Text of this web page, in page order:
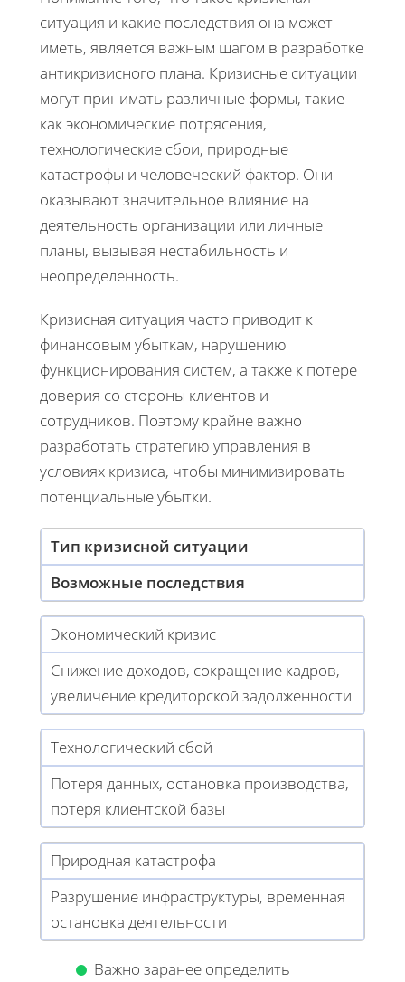
ситуация и какие последствия она может
иметь, является важным шагом в разработке
антикризисного плана. Кризисные ситуации
могут принимать различные формы, такие
как экономические потрясения,
технологические сбои, природные
катастрофы и человеческий фактор. Они
оказывают значительное влияние на
деятельность организации или личные
планы, вызывая нестабильность и
неопределенность.
Кризисная ситуация часто приводит к
финансовым убыткам, нарушению
функционирования систем, а также к потере
доверия со стороны клиентов и
сотрудников. Поэтому крайне важно
разработать стратегию управления в
условиях кризиса, чтобы минимизировать
потенциальные убытки.
Тип кризисной ситуации
Возможные последствия
Экономический кризис
Снижение доходов, сокращение кадров,
увеличение кредиторской задолженности
Технологический сбой
Потеря данных, остановка производства,
потеря клиентской базы
Природная катастрофа
Разрушение инфраструктуры, временная
остановка деятельности
Важно заранее определить